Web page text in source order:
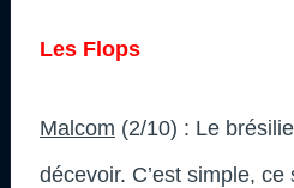
Les Flops
Malcom (2/10) : Le
décevoir. C’est simple, ce